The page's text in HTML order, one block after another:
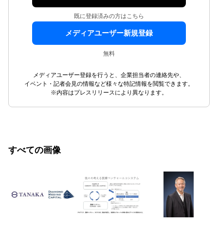
既に登録済みの方はこちら
メディアユーザー新規登録
無料
メディアユーザー登録を行うと、企業担当者の連絡先や、
イベント・記者会見の情報など様々な特記情報を閲覧できます。
※内容はプレスリリースにより異なります。
すべての画像